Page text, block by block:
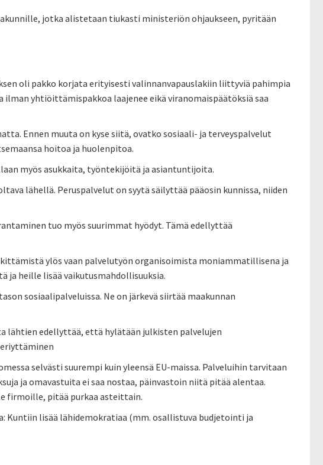
jotka alistetaan tiukasti ministeriön ohjaukseen, pyritään
oli pakko korjata erityisesti valinnanvapauslakiin liittyviä pahimpia
yhtiöittämispakkoa laajenee eikä viranomaispäätöksiä saa
Ennen muuta on kyse siitä, ovatko sosiaali- ja terveyspalvelut
hoitoa ja huolenpitoa.
myös asukkaita, työntekijöitä ja asiantuntijoita.
lähellä. Peruspalvelut on syytä säilyttää pääosin kunnissa, niiden
tuo myös suurimmat hyödyt. Tämä edellyttää
ylös vaan palvelutyön organisoimista moniammatillisena ja
ja heille lisää vaikutusmahdollisuuksia.
sosiaalipalveluissa. Ne on järkevä siirtää maakunnan
lähtien edellyttää, että hylätään julkisten palvelujen
selvästi suurempi kuin yleensä EU-maissa. Palveluihin tarvitaan
ja omavastuita ei saa nostaa, päinvastoin niitä pitää alentaa.
firmoille, pitää purkaa asteittain.
Kuntiin lisää lähidemokratiaa (mm. osallistuva budjetointi ja